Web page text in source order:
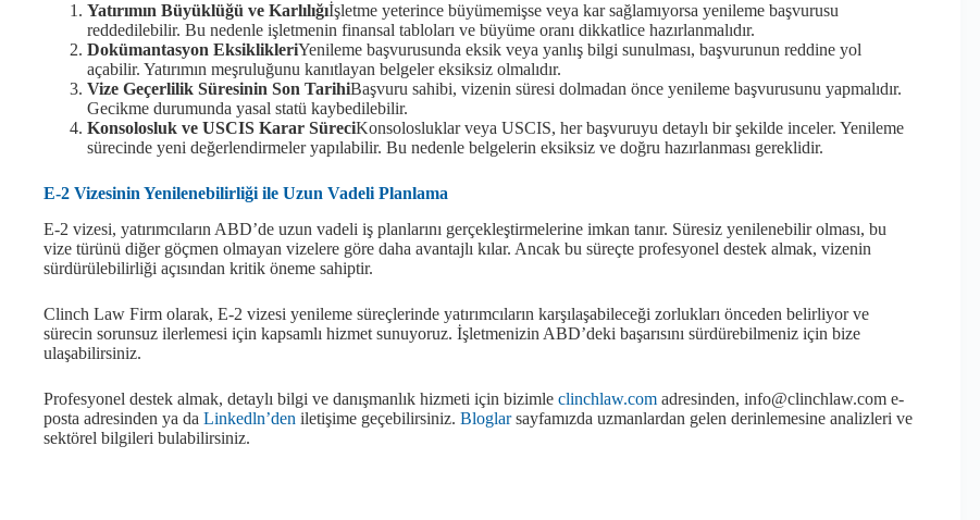
Yatırımın Büyüklüğü ve Karlılığıİşletme yeterince büyümemişse veya kar sağlamıyorsa yenileme başvurusu
reddedilebilir. Bu nedenle işletmenin finansal tabloları ve büyüme oranı dikkatlice hazırlanmalıdır.
Dokümantasyon EksiklikleriYenileme başvurusunda eksik veya yanlış bilgi sunulması, başvurunun reddine yol
açabilir. Yatırımın meşruluğunu kanıtlayan belgeler eksiksiz olmalıdır.
Vize Geçerlilik Süresinin Son TarihiBaşvuru sahibi, vizenin süresi dolmadan önce yenileme başvurusunu yapmalıdır.
Gecikme durumunda yasal statü kaybedilebilir.
Konsolosluk ve USCIS Karar SüreciKonsolosluklar veya USCIS, her başvuruyu detaylı bir şekilde inceler. Yenileme
sürecinde yeni değerlendirmeler yapılabilir. Bu nedenle belgelerin eksiksiz ve doğru hazırlanması gereklidir.
E-2 Vizesinin Yenilenebilirliği ile Uzun Vadeli Planlama
E-2 vizesi, yatırımcıların ABD’de uzun vadeli iş planlarını gerçekleştirmelerine imkan tanır. Süresiz yenilenebilir olması, bu
vize türünü diğer göçmen olmayan vizelere göre daha avantajlı kılar. Ancak bu süreçte profesyonel destek almak, vizenin
sürdürülebilirliği açısından kritik öneme sahiptir.
Clinch Law Firm olarak, E-2 vizesi yenileme süreçlerinde yatırımcıların karşılaşabileceği zorlukları önceden belirliyor ve
sürecin sorunsuz ilerlemesi için kapsamlı hizmet sunuyoruz. İşletmenizin ABD’deki başarısını sürdürebilmeniz için bize
ulaşabilirsiniz.
Profesyonel destek almak, detaylı bilgi ve danışmanlık hizmeti için bizimle clinchlaw.com adresinden, info@clinchlaw.com e-
posta adresinden ya da Linkedln’den iletişime geçebilirsiniz. Bloglarsayfamızda uzmanlardan gelen derinlemesine analizleri ve
sektörel bilgileri bulabilirsiniz.